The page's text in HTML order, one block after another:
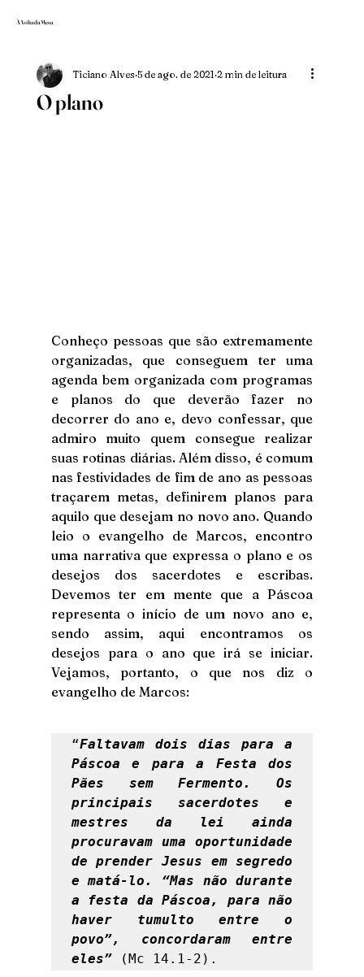
À Volta da Mesa
O plano
Ticiano Alves 5 de ago. de 2021 2 min de leitura
Conheço pessoas que são extremamente
organizadas, que conseguem ter uma
agenda bem organizada com programas
e planos do que deverão fazer no
decorrer do ano e, devo confessar, que
admiro muito quem consegue realizar
suas rotinas diárias. Além disso, é comum
nas festividades de fim de ano as pessoas
traçarem metas, definirem planos para
aquilo que desejam no novo ano. Quando
leio o evangelho de Marcos, encontro
uma narrativa que expressa o plano e os
desejos dos sacerdotes e escribas.
Devemos ter em mente que a Páscoa
representa o início de um novo ano e,
sendo assim, aqui encontramos os
desejos para o ano que irá se iniciar.
Vejamos, portanto, o que nos diz o
evangelho de Marcos:
“Faltavam dois dias para a
Páscoa e para a Festa dos
Pães sem Fermento. Os
principais sacerdotes e
mestres da lei ainda
procuravam uma oportunidade
de prender Jesus em segredo
e matá-lo. “Mas não durante
a festa da Páscoa, para não
haver tumulto entre o
povo”, concordaram entre
eles” (Mc 14.1-2).